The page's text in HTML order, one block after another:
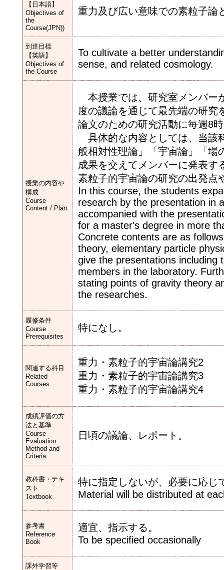
【日本語】
Objectives of
the
Course(JPN))
重力及び広い意味での素粒子論
到達目標
【英語】
Objectives of
the Course
To cultivate a better
sense, and related cosmology.
授業の内容や
構成
Course
Content / Plan
本授業では、研究室メンバー
度の議論を通じて最先端の研究
論文のための研究活動に毎週8
具体的な内容としては、当該
般相対性理論」「宇宙論」「場
成果を交えてメンバーに発表す
素粒子的宇宙論の研究の出発点
In this course, the students
research by the presentation in
accompanied with the
for a master's degree in more
Concrete contents are as
theory, elementary particle
give the presentations
members in the laboratory.
stating points of gravity theory
the researches.
履修条件
Course
Prerequisites
特になし。
関連する科目
Related
Courses
重力・素粒子的宇宙論講究2
重力・素粒子的宇宙論講究3
重力・素粒子的宇宙論講究4
成績評価の方
法と基準
Course
Evaluation
Method and
Criteria
日頃の議論、レポート。
教科書・テキ
スト
Textbook
特に指定しないが、必要に応じ
Material will be distributed at
参考書
Reference
Book
適宜、指示する。
To be specified occasionally
課外学習等